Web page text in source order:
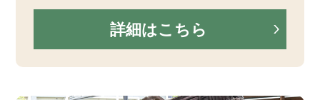
詳細はこちら